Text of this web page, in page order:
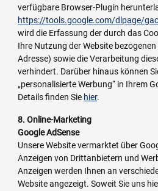
verfügbare Browser-Plugin
https://tools.google.com/dlpage/
wird die Erfassung der durch das
Ihre Nutzung der Website
Adresse) sowie die Verarbeitung
verhindert. Darüber hinaus können
„personalisierte Werbung“ in Ihrem
Details finden Sie hier.
8. Online-Marketing
Google AdSense
Unsere Website vermarktet über
Anzeigen von Drittanbietern und
Anzeigen werden Ihnen an
Website angezeigt. Soweit Sie uns